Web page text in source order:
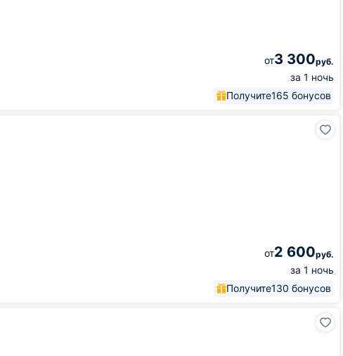
от3 300руб.
за 1 ночь
Получите165 бонусов
от2 600руб.
за 1 ночь
Получите130 бонусов